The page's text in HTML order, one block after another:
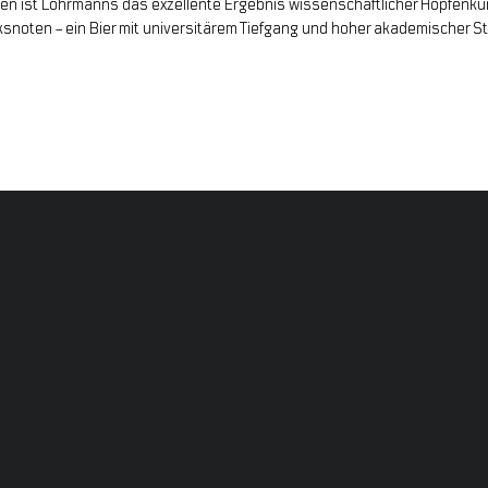
ist Lohrmanns das exzellente Ergebnis wissenschaftlicher
– ein Bier mit universitärem Tiefgang und hoher akademischer